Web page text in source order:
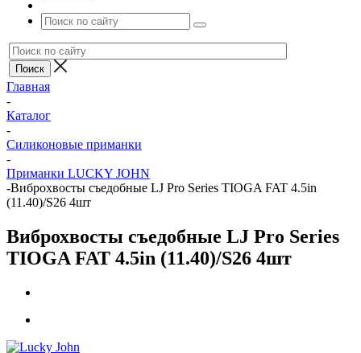
Главная
-
Каталог
-
Силиконовые приманки
-
Приманки LUCKY JOHN
-Виброхвосты съедобные LJ Pro Series TIOGA FAT 4.5in
(11.40)/S26 4шт
Виброхвосты съедобные LJ Pro Series
TIOGA FAT 4.5in (11.40)/S26 4шт